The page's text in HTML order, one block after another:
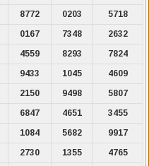
8772 0203
5718
0167 7348
2632
4559 8293
7824
9433 1045
4609
2150 9498
5807
6847 4651
3455
1084 5682
9917
2730 1355
4765